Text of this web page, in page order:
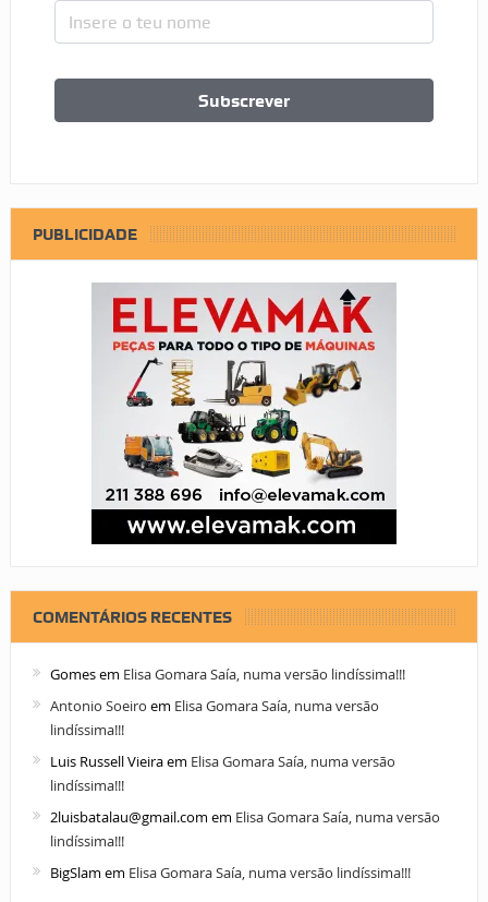
PUBLICIDADE
COMENTÁRIOS RECENTES
Gomesem Elisa Gomara Saía, numa versão lindíssima!!!
Antonio Soeiro em Elisa Gomara Saía, numa versão
lindíssima!!!
Luis Russell Vieiraem Elisa Gomara Saía, numa versão
lindíssima!!!
2luisbatalau@gmail.com em Elisa Gomara Saía, numa versão
lindíssima!!!
BigSlam em Elisa Gomara Saía, numa versão lindíssima!!!